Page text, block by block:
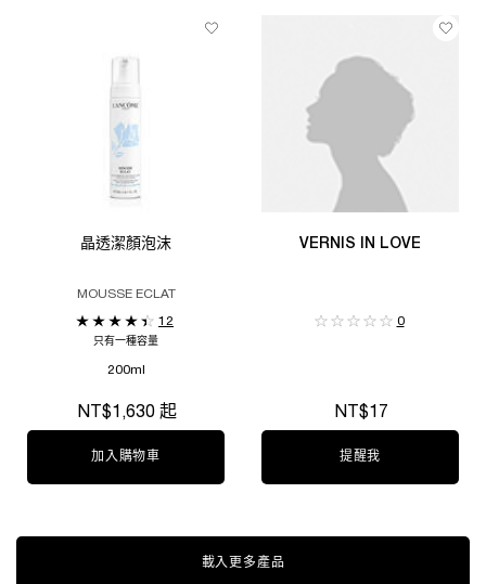
晶透潔顏泡沫
MOUSSE ECLAT
12
只有一種容量
200ml
NT$1,630 起
加入購物車
VERNIS IN LOVE
0
NT$17
提醒我
載入更多產品